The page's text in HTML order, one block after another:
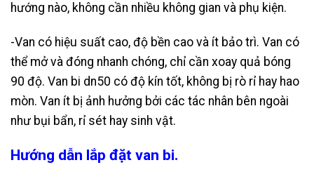
hướng nào, không cần nhiều không gian và phụ kiện.
-Van có hiệu suất cao, độ bền cao và ít bảo trì. Van có
thể mở và đóng nhanh chóng, chỉ cần xoay quả bóng
90 độ. Van bi dn50 có độ kín tốt, không bị rò rỉ hay hao
mòn. Van ít bị ảnh hưởng bởi các tác nhân bên ngoài
như bụi bẩn, rỉ sét hay sinh vật.
Hướng dẫn lắp đặt van bi.